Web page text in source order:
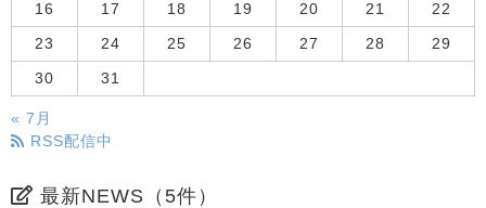
16 17 18 19 20 21 22
23 24 25 26 27 28 29
30 31
« 7月
RSS配信中
最新NEWS（5件）